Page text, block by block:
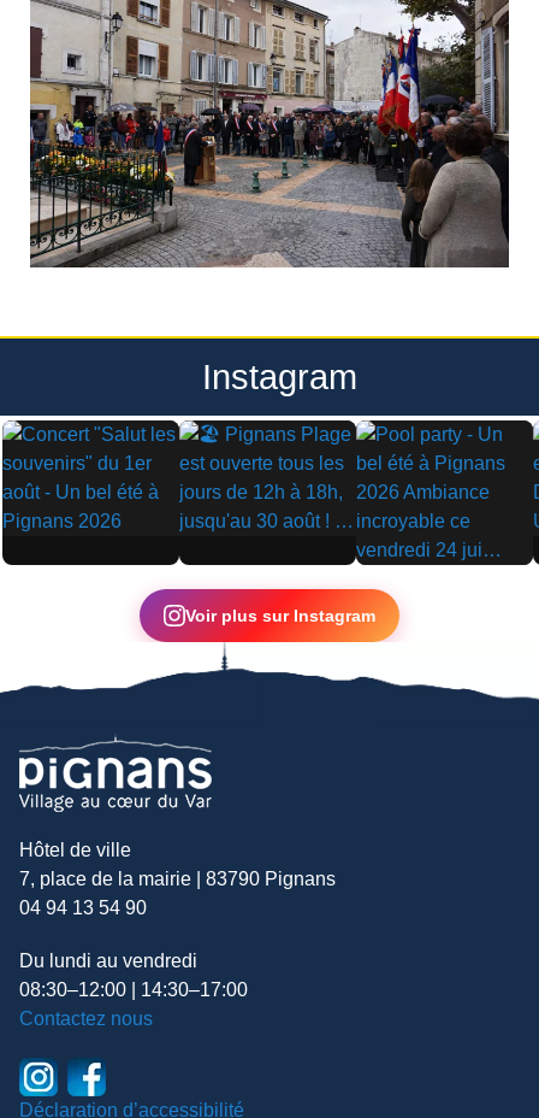
Instagram
▶ ▶
▶
Voir plus sur Instagram
Hôtel de ville
7, place de la mairie | 83790 Pignans
04 94 13 54 90
Du lundi au vendredi
08:30–12:00 | 14:30–17:00
Contactez nous
Déclaration d’accessibilité